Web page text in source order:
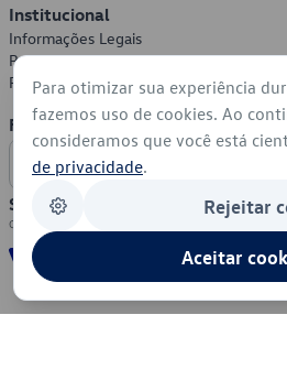
Institucional
Informações Legais
Política de Privacidade
Política de Cookies
Formas de Pagamento
Segurança
Para otimizar sua experiência
fazemos uso de cookies. Ao
consideramos que você está
de privacidade.
Rejeitar
Aceitar